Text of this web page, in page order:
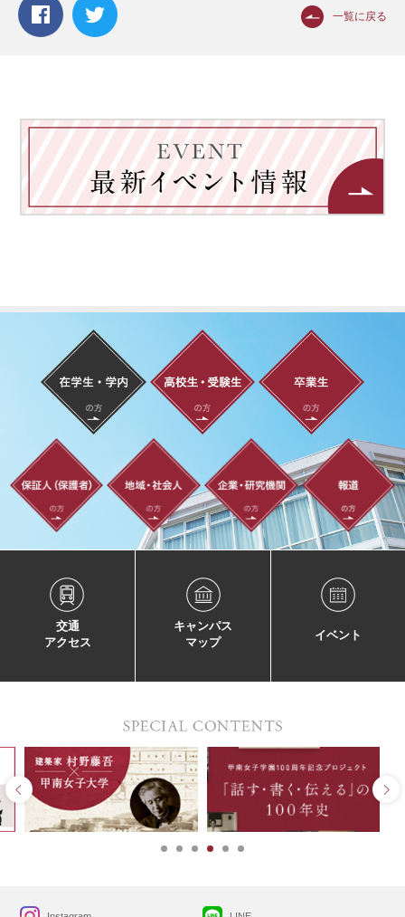
一覧に戻る
交通
アクセス
キャンパス
マップ
イベント